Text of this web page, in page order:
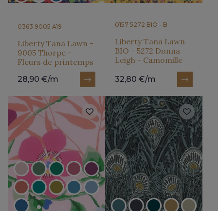
0363 9005 A19
Liberty Tana Lawn -
9005 Thorpe -
Fleurs de printemps
28,90 €/m
0157 5272 BIO - B
Liberty Tana Lawn
BIO - 5272 Donna
Leigh - Camomille
32,80 €/m